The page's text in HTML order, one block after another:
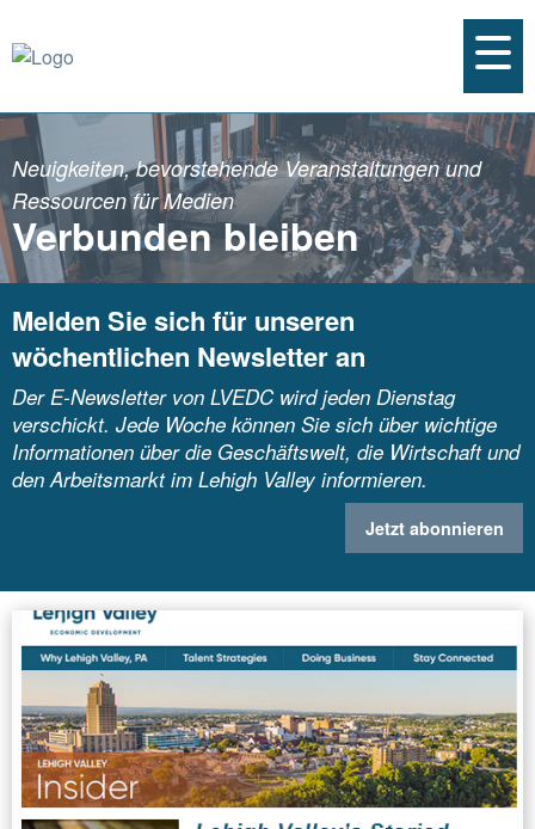
Neuigkeiten, bevorstehende Veranstaltungen und
Ressourcen für Medien
Verbunden bleiben
Melden Sie sich für unseren
wöchentlichen Newsletter an
Der E-Newsletter von LVEDC wird jeden Dienstag
verschickt. Jede Woche können Sie sich über wichtige
Informationen über die Geschäftswelt, die Wirtschaft und
den Arbeitsmarkt im Lehigh Valley informieren.
Jetzt abonnieren